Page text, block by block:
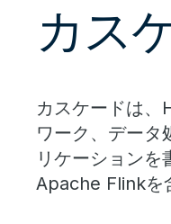
カス
カスケードは、
ワーク、データ
リケーション
Apache Flinkを